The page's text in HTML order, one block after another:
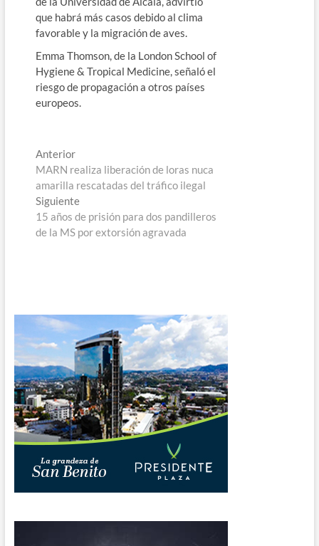
que habrá más casos debido al clima
favorable y la migración de aves.
Emma Thomson, de la London School of
Hygiene & Tropical Medicine, señaló el
riesgo de propagación a otros países
europeos.
Navegación
de
entradas
AnteriorEntrada
anterior:
MARN realiza liberación de loras nuca
amarilla rescatadas del tráfico ilegal
SiguienteEntrada
siguiente:
15 años de prisión para dos pandilleros
de la MS por extorsión agravada